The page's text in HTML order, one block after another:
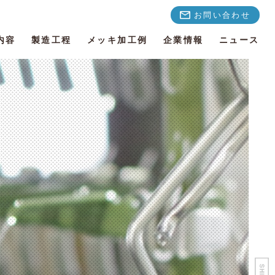
容 製造工程 メッキ加工例 企業情報 ニュース
お問い合わせ